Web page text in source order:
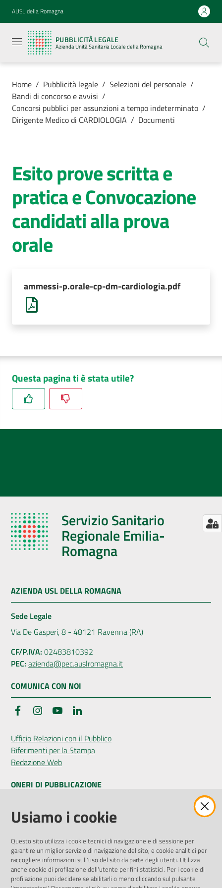
Vai al contenuto
Vai alla navigazione
Vai al footer
AUSL della Romagna
PUBBLICITÀ LEGALE
Azienda Unità Sanitaria Locale della Romagna
legale
Azienda
Unità
Locale della
Servizi
Luoghi di
cura
Comunica
Home / Pubblicità legale / Selezioni del personale /
Bandi di concorso e avvisi /
Concorsi pubblici per assunzioni a tempo indeterminato /
Dirigente Medico di CARDIOLOGIA / Documenti
Esito prove scritta e
pratica e Convocazione
candidati alla prova
orale
ammessi-p.orale-cp-dm-cardiologia.pdf
Questa pagina ti è stata utile?
Servizio Sanitario
Regionale Emilia-
Romagna
AZIENDA USL DELLA ROMAGNA
Sede Legale
Via De Gasperi, 8 - 48121 Ravenna (RA)
CF/P.IVA: 02483810392
PEC: azienda@pec.auslromagna.it
COMUNICA CON NOI
FacebookInstagramYouTube
Ufficio Relazioni con il Pubblico
Riferimenti per la Stampa
Redazione Web
ONERI DI PUBBLICAZIONE
Amministrazione Trasparente
Pubblicità legale
Privacy Policy
Attuazione Misure PNRR
Liste di Attesa
Usiamo i cookie
Questo sito utilizza i cookie tecnici di navigazione e di sessione per
garantire un miglior servizio di navigazione del sito, e cookie analitici per
raccogliere informazioni sull'uso del sito da parte degli utenti. Utilizza
anche cookie di profilazione dell'utente per fini statistici. Per i cookie di
profilazione puoi decidere se abilitarli o meno cliccando sul pulsante